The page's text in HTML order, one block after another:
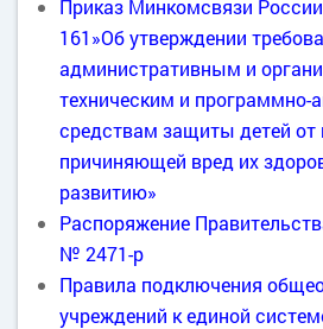
Приказ Минкомсвязи
161»Об утверждении
административным и
техническим и программно-
средствам защиты детей
причиняющей вред их
развитию»
Распоряжение
№ 2471-р
Правила подключения
учреждений к единой